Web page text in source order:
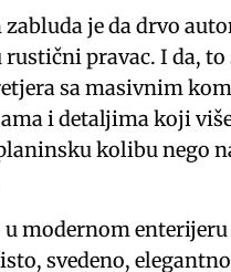
zabluda je da drvo
pravac. I da, to
sa masivnim
i detaljima koji
kolibu nego
modernom enterijeru
svedeno,